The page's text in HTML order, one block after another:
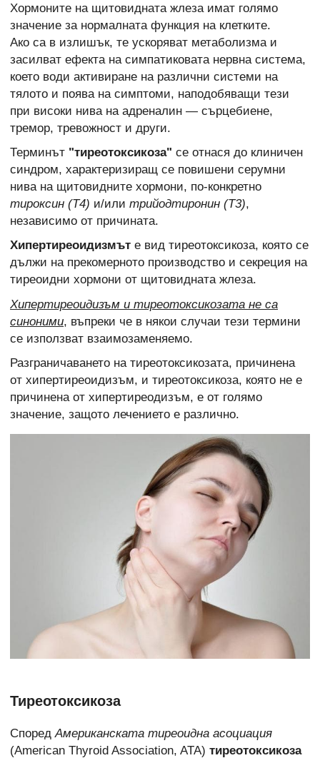
Хормоните на щитовидната жлеза имат голямо
значение за нормалната функция на клетките.
Ако са в излишък, те ускоряват метаболизма и
засилват ефекта на симпатиковата нервна система,
което води активиране на различни системи на
тялото и поява на симптоми, наподобяващи тези
при високи нива на адреналин — сърцебиене,
тремор, тревожност и други.
Терминът "тиреотоксикоза" се отнася до клиничен
синдром, характеризиращ се повишени серумни
нива на щитовидните хормони, по-конкретно
тироксин (Т4) и/или трийодтиронин (Т3),
независимо от причината.
Хипертиреоидизмът е вид тиреотоксикоза, която се
дължи на прекомерното производство и секреция на
тиреоидни хормони от щитовидната жлеза.
Хипертиреоидизъм и тиреотоксикозата не са
синоними, въпреки че в някои случаи тези термини
се използват взаимозаменяемо.
Разграничаването на тиреотоксикозата, причинена
от хипертиреоидизъм, и тиреотоксикоза, която не е
причинена от хипертиреодизъм, е от голямо
значение, защото лечението е различно.
Тиреотоксикоза
СпоредАмериканската тиреоидна асоциация
(American Thyroid Association, ATA) тиреотоксикоза